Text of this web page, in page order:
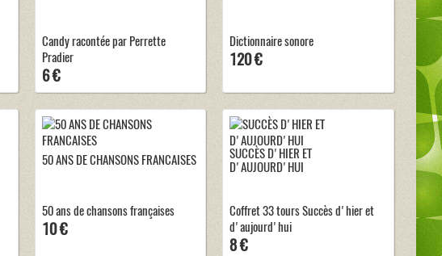
Candy racontée par Perrette
Pradier
6 €
Dictionnaire sonore
120 €
50 ANS DE CHANSONS FRANCAISES
50 ans de chansons françaises
10 €
SUCCÈS D'HIER ET
D'AUJOURD'HUI
Coffret 33 tours Succès d'hier et
d'aujourd'hui
8 €